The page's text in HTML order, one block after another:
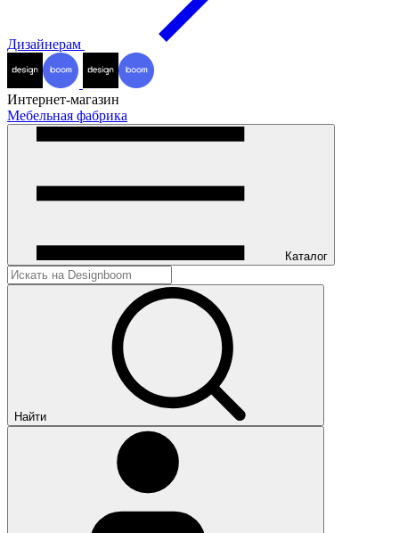
Дизайнерам
Интернет-магазин
Мебельная фабрика
Каталог
Найти